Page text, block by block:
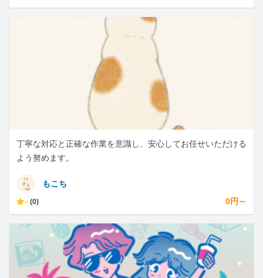
丁寧な対応と正確な作業を意識し、安心してお任せいただける
よう努めます。
もこち
- (0) 0円～